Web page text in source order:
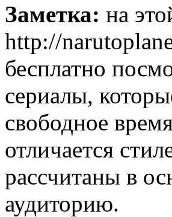
Заметка: на
http://
бесплатно
сериалы,
свободное
отличается
рассчитаны в
аудиторию.